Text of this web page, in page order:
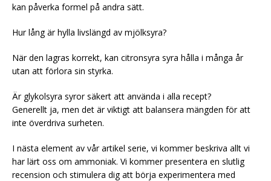
kan påverka formel på andra sätt.
Hur lång är hylla livslängd av mjölksyra?
När den lagras korrekt, kan citronsyra syra hålla i många år
utan att förlora sin styrka.
Är glykolsyra syror säkert att använda i alla recept?
Generellt ja, men det är viktigt att balansera mängden för att
inte överdriva surheten.
I nästa element av vår artikel serie, vi kommer beskriva allt vi
har lärt oss om ammoniak. Vi kommer presentera en slutlig
recension och stimulera dig att börja experimentera med